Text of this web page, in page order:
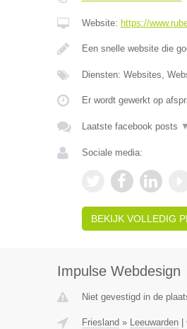
Website: https://
Een snelle website die
Diensten: Websites,
Er wordt gewerkt op
Laatste facebook posts ▼
Sociale media:
BEKIJK VOLLEDIG
Impulse Webdesign
Niet gevestigd in de
Friesland » Leeuwarden|